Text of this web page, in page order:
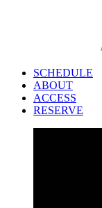
SCHEDULE
ABOUT
ACCESS
RESERVE